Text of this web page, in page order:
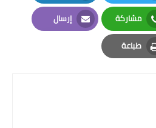
Twitter
LinkedIn
مشاركة
Whatsapp
إرسال
Email
طباعة
Print